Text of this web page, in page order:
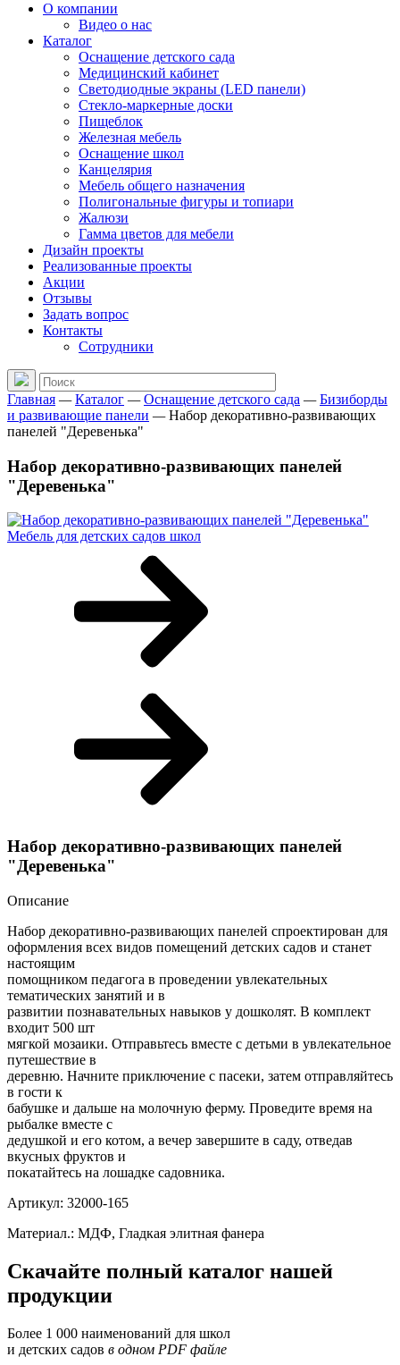
О компании
Видео о нас
Каталог
Оснащение детского сада
Медицинский кабинет
Светодиодные экраны (LED панели)
Стекло-маркерные доски
Пищеблок
Железная мебель
Оснащение школ
Канцелярия
Мебель общего назначения
Полигональные фигуры и топиари
Жалюзи
Гамма цветов для мебели
Дизайн проекты
Реализованные проекты
Акции
Отзывы
Задать вопрос
Контакты
Сотрудники
Главная —Каталог —Оснащение детского сада —Бизиборды
и развивающие панели —Набор декоративно-развивающих
панелей "Деревенька"
Набор декоративно-развивающих панелей
"Деревенька"
Набор декоративно-развивающих панелей
"Деревенька"
Описание
Набор декоративно-развивающих панелей спроектирован для
оформления всех видов помещений детских садов и станет
настоящим
помощником педагога в проведении увлекательных
тематических занятий и в
развитии познавательных навыков у дошколят. В комплект
входит 500 шт
мягкой мозаики. Отправьтесь вместе с детьми в увлекательное
путешествие в
деревню. Начните приключение с пасеки, затем отправляйтесь
в гости к
бабушке и дальше на молочную ферму. Проведите время на
рыбалке вместе с
дедушкой и его котом, а вечер завершите в саду, отведав
вкусных фруктов и
покатайтесь на лошадке садовника.
Артикул: 32000-165
Материал.: МДФ, Гладкая элитная фанера
Скачайте полный каталог нашей
продукции
Более 1 000 наименований для школ
и детских садов в одном PDF файле